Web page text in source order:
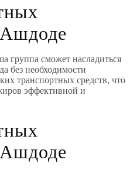
группа сможет насладиться
без необходимости
транспортных средств, что
эффективной и